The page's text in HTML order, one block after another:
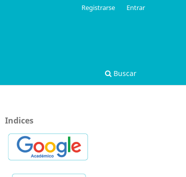
Buscar
Registrarse Entrar
Indices